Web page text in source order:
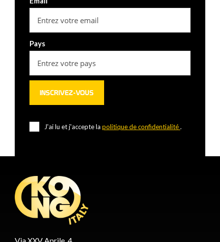
Pays
J'ai lu et j'accepte la politique de confidentialité.
Via XXV Aprile, 4